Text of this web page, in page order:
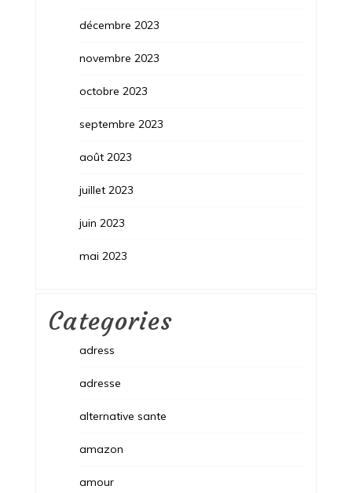
décembre 2023
novembre 2023
octobre 2023
septembre 2023
août 2023
juillet 2023
juin 2023
mai 2023
Categories
adress
adresse
alternative sante
amazon
amour